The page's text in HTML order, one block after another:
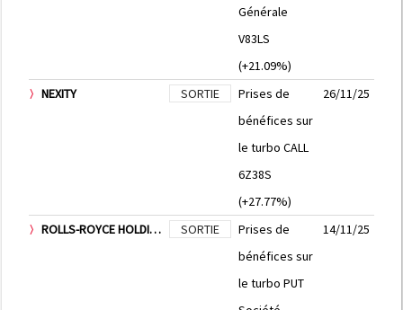
Générale
V83LS
(+21.09%)
NEXITY SORTIE
Prises de
bénéfices sur
le turbo CALL
6Z38S
(+27.77%)
26/11/25
ROLLS-ROYCE HOLDINGS PLC SORTIE
Prises de
bénéfices sur
le turbo PUT
14/11/25